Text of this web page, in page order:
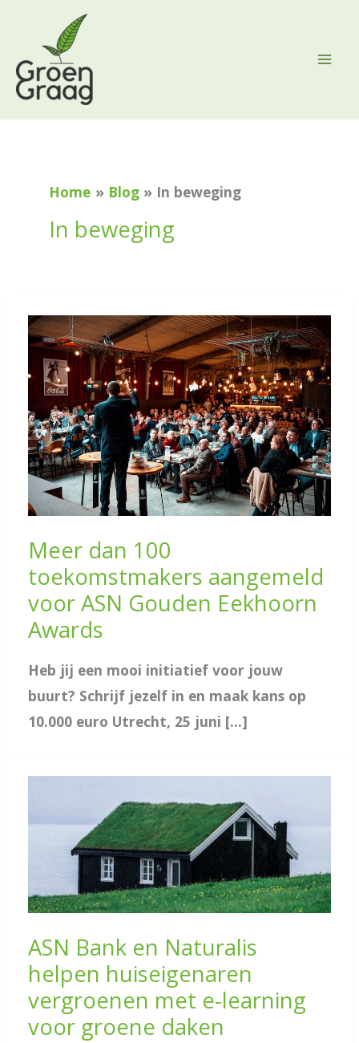
inhoud
Home Blog In beweging
In beweging
Meer dan 100
toekomstmakers aangemeld
voor ASN Gouden Eekhoorn
Awards
Heb jij een mooi initiatief voor jouw
buurt? Schrijf jezelf in en maak kans op
10.000 euro Utrecht, 25 juni […]
ASN Bank en Naturalis
helpen huiseigenaren
vergroenen met e-learning
voor groene daken